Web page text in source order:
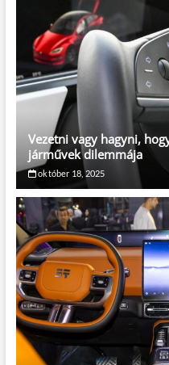
Vezetni vagy hagyni,
járművek dilemmája
október 18, 2025